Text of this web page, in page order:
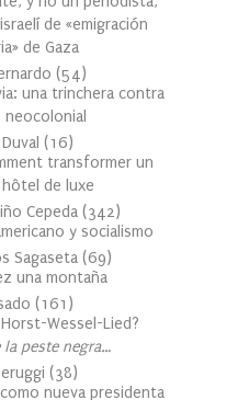
de «emigración
de Gaza
(54)
una trinchera contra
neocolonial
(16)
transformer un
de luxe
Cepeda (342)
y socialismo
Sagaseta (69)
una montaña
(161 )
Wessel-Lied?
la peste negra…
(38)
nueva presidenta